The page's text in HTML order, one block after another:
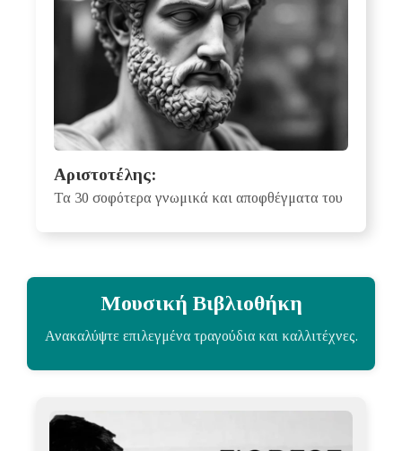
Αριστοτέλης:
Τα 30 σοφότερα γνωμικά και αποφθέγματα του
Μουσική Βιβλιοθήκη
Ανακαλύψτε επιλεγμένα τραγούδια και καλλιτέχνες.